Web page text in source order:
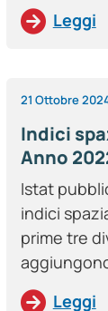
Leggi
21 Ottobre
Indici
Anno
Istat
indici
prime tre
Leggi